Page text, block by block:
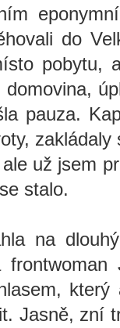
do
pobytu,
pauza.
už jsem
stalo.
na
frontwoman
Jasně, zní